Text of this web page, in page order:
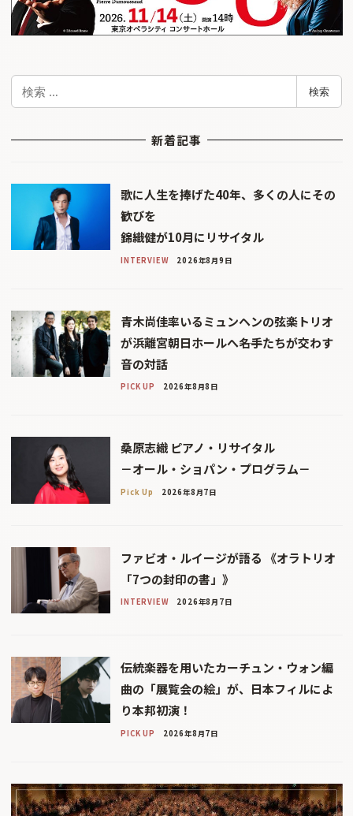
検
索
検索
新着記事
歌に人生を捧げた40年、多くの人にその
歓びを
錦織健が10月にリサイタル
INTERVIEW 2026年8月9日
青木尚佳率いるミュンヘンの弦楽トリオ
が浜離宮朝日ホールへ――名手たちが交わす
音の対話
PICK UP 2026年8月8日
桑原志織 ピアノ・リサイタル
－オール・ショパン・プログラム－
Pick Up 2026年8月7日
ファビオ・ルイージが語る 《オラトリオ
「7つの封印の書」》
INTERVIEW 2026年8月7日
伝統楽器を用いたカーチュン・ウォン編
曲の「展覧会の絵」が、日本フィルによ
り本邦初演！
PICK UP 2026年8月7日